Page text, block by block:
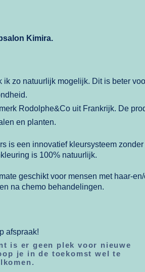
Kimira.
ik zo natuurlijk mogelijk. Dit is beter
Rodolphe&Co uit Frankrijk. De
en planten.
is een innovatief kleursysteem
is 100% natuurlijk.
geschikt voor mensen met haar-
na chemo behandelingen.
afspraak!
is er geen plek voor nieuwe
je in de toekomst wel te